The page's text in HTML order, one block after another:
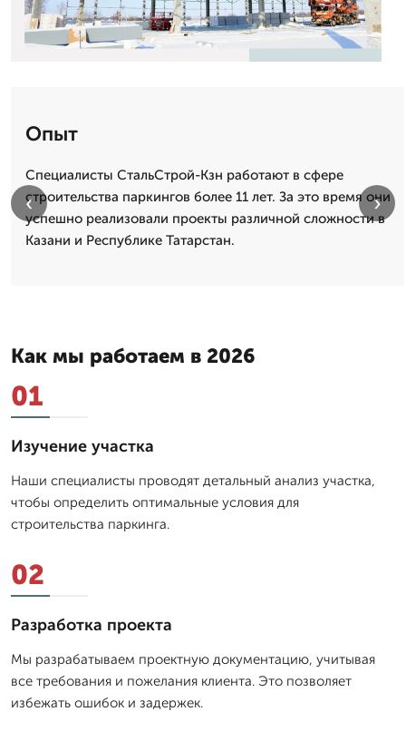
Опыт
Специалисты СтальСтрой-Кзн работают в сфере
строительства паркингов более 11 лет. За это время они
успешно реализовали проекты различной сложности в
Казани и Республике Татарстан.
‹ ›
Как мы работаем в 2026
01
Изучение участка
Наши специалисты проводят детальный анализ участка,
чтобы определить оптимальные условия для
строительства паркинга.
02
Разработка проекта
Мы разрабатываем проектную документацию, учитывая
все требования и пожелания клиента. Это позволяет
избежать ошибок и задержек.